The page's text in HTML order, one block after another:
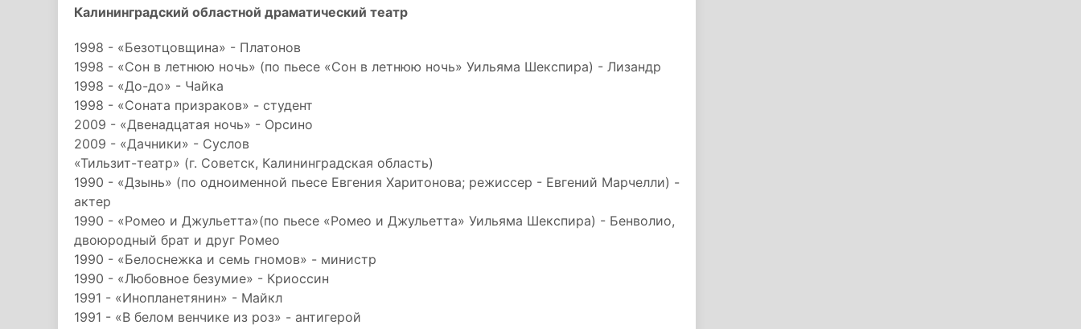
Калининградский областной драматический театр
1998 - «Безотцовщина» - Платонов
1998 - «Сон в летнюю ночь» (по пьесе «Сон в летнюю ночь» Уильяма Шекспира) - Лизандр
1998 - «До-до» - Чайка
1998 - «Соната призраков» - студент
2009 - «Двенадцатая ночь» - Орсино
2009 - «Дачники» - Суслов
«Тильзит-театр» (г. Советск, Калининградская область)
1990 - «Дзынь» (по одноименной пьесе Евгения Харитонова; режиссер - Евгений Марчелли) -
актер
1990 - «Ромео и Джульетта»(по пьесе «Ромео и Джульетта» Уильяма Шекспира) - Бенволио,
двоюродный брат и друг Ромео
1990 - «Белоснежка и семь гномов» - министр
1990 - «Любовное безумие» - Криоссин
1991 - «Инопланетянин» - Майкл
1991 - «В белом венчике из роз» - антигерой